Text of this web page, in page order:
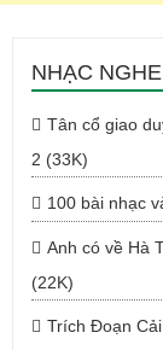
NHẠC
Tân cổ giao
2 (33K)
100 bài nhạc
Anh có về Hà
(22K)
Trích Đoạn